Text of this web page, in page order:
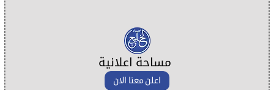
مساحة اعلانية
اعلن معنا الان